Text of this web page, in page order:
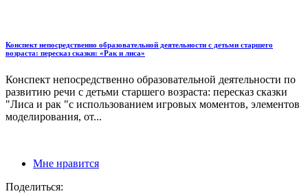
Конспект непосредственно образовательной деятельности с детьми старшего
возраста: пересказ сказки: «Рак и лиса»
Конспект непосредственно образовательной деятельности по
развитию речи с детьми старшего возраста: пересказ сказки
"Лиса и рак "с использованием игровых моментов, элементов
моделирования, от...
Мне нравится
Поделиться: